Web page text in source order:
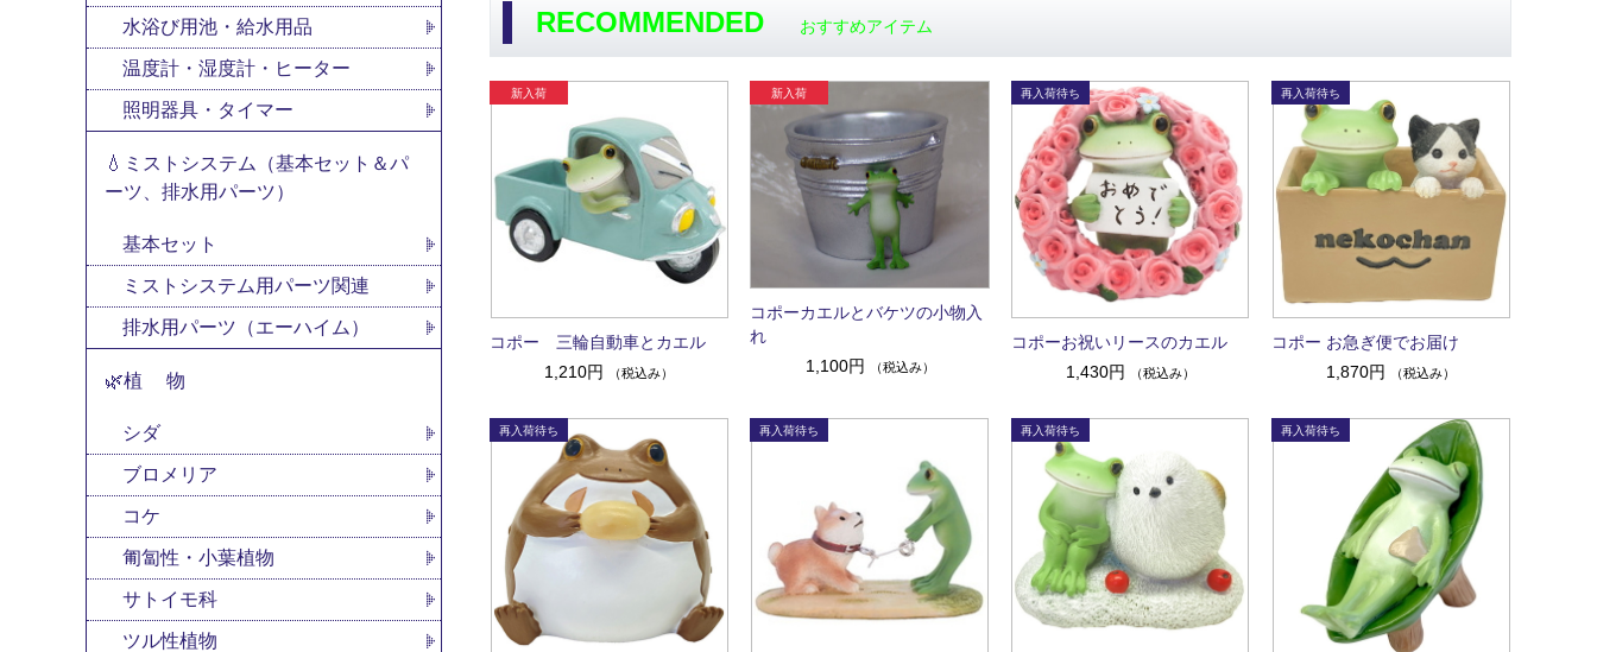
RECOMMENDED おすすめアイテム
コポー 三輪自動車とカエル
1,210円
（税込み）
コポーカエルとバケツの小物入
れ
1,100円
（税込み）
コポーお祝いリースのカエル
1,430円
（税込み）
コポー お急ぎ便でお届け
1,870円
（税込み）
水浴び用池・給水用品
温度計・湿度計・ヒーター
照明器具・タイマー
💧ミストシステム（基本セット＆パ
ーツ、排水用パーツ）
基本セット
ミストシステム用パーツ関連
排水用パーツ（エーハイム）
🌿植 物
シダ
ブロメリア
コケ
匍匐性・小葉植物
サトイモ科
ツル性植物